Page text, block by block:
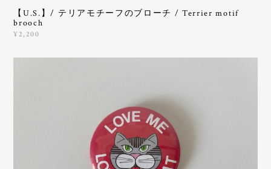
【U.S.】/ テリアモチーフのブローチ / Terrier motif
brooch
¥2,200